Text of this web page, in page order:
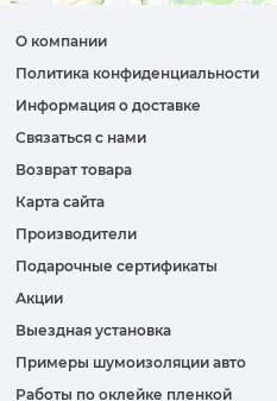
О компании
Политика конфиденциальности
Информация о доставке
Связаться с нами
Возврат товара
Карта сайта
Производители
Подарочные сертификаты
Акции
Выездная установка
Примеры шумоизоляции авто
Работы по оклейке пленкой